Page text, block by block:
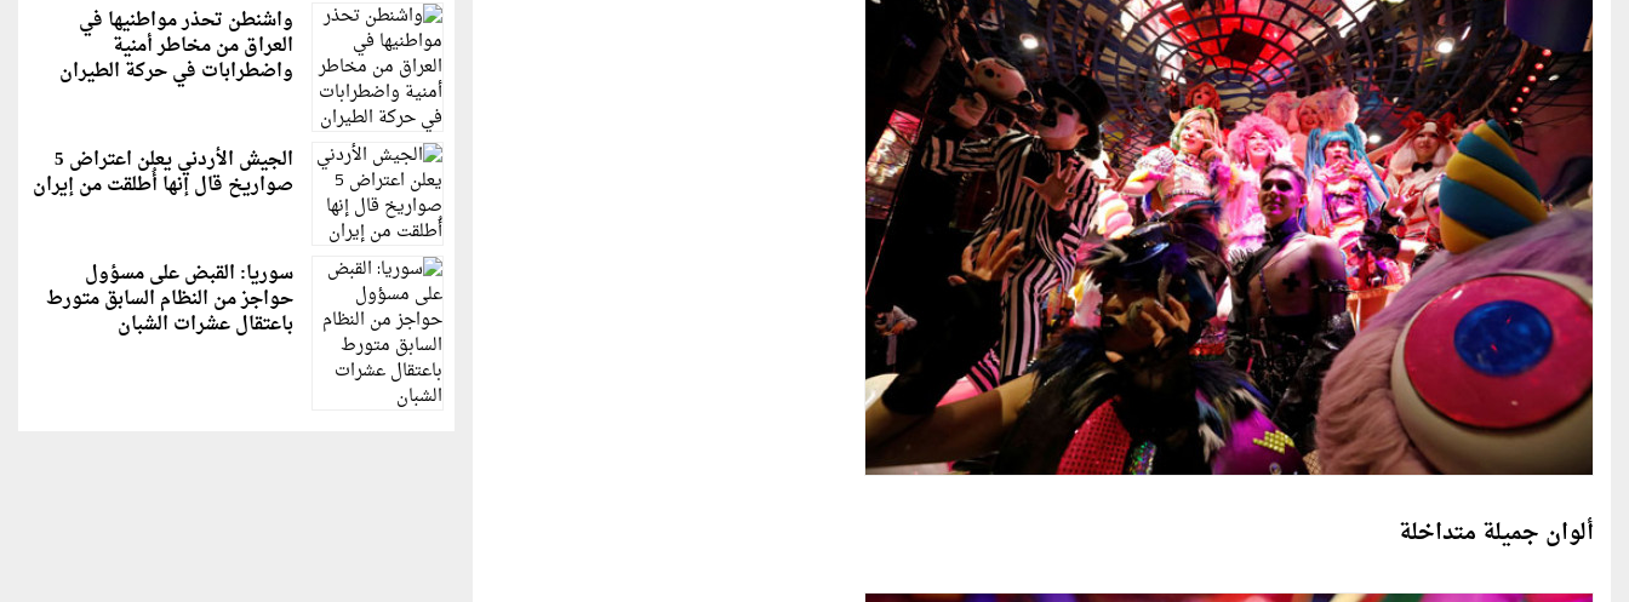
ألوان جميلة متداخلة
واشنطن تحذر مواطنيها في
العراق من مخاطر أمنية
واضطرابات في حركة الطيران
الجيش الأردني يعلن اعتراض 5
صواريخ قال إنها أُطلقت من إيران
سوريا: القبض على مسؤول
حواجز من النظام السابق متورط
باعتقال عشرات الشبان